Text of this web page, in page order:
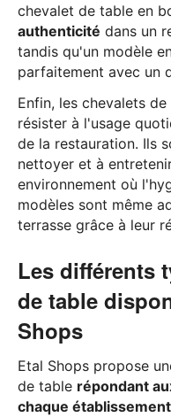
chevalet de table en
authenticité dans un
tandis qu'un modèle
parfaitement avec un
Enfin, les chevalets
résister à l'usage
de la restauration. Ils
nettoyer et à
environnement où
modèles sont même
terrasse grâce à leur
Les différents
de table
Shops
Etal Shops propose
de table répondant
chaque